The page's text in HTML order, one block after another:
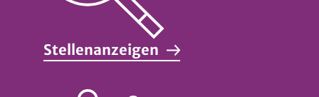
Stellenanzeigen